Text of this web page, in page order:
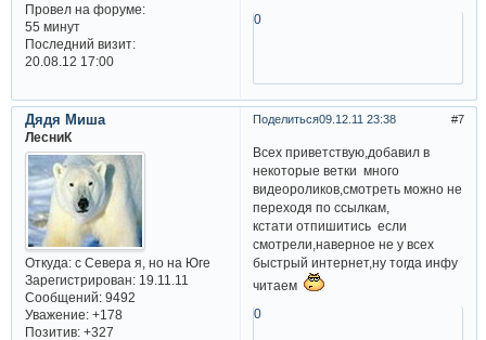
Провел на форуме:
55 минут
Последний визит:
20.08.12 17:00
0
Поделиться 7
09.12.11 23:38
Дядя Миша
ЛесниК
Откуда:с Севера я, но на Юге
Зарегистрирован: 19.11.11
Сообщений:9492
Уважение: +178
Позитив: +327
Всех приветствую,добавил в
некоторые ветки много
видеороликов,смотреть можно не
переходя по ссылкам,
кстати отпишитись если
смотрели,наверное не у всех
быстрый интернет,ну тогда инфу
читаем
0